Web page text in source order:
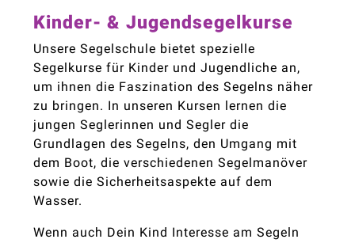
Kinder- & Jugendsegelkurse
Unsere Segelschule bietet spezielle
Segelkurse für Kinder und Jugendliche an,
um ihnen die Faszination des Segelns näher
zu bringen. In unseren Kursen lernen die
jungen Seglerinnen und Segler die
Grundlagen des Segelns, den Umgang mit
dem Boot, die verschiedenen Segelmanöver
sowie die Sicherheitsaspekte auf dem
Wasser.
Wenn auch Dein Kind Interesse am Segeln